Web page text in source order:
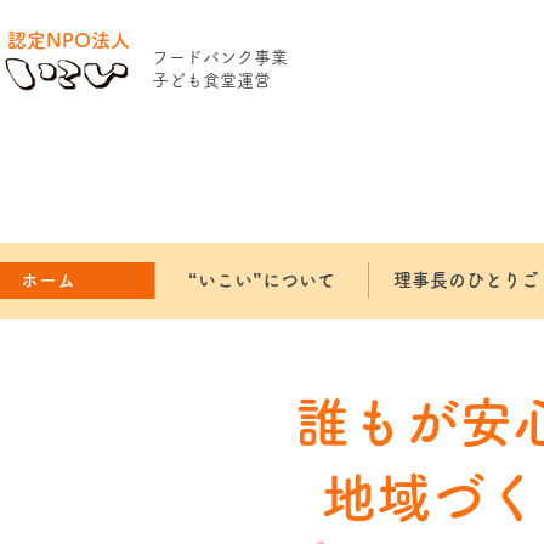
認定NPO法人
​フードバンク事業
​子ども食堂運営
ホーム “いこい”について 理事長のひとりご
誰もが安
地域づ